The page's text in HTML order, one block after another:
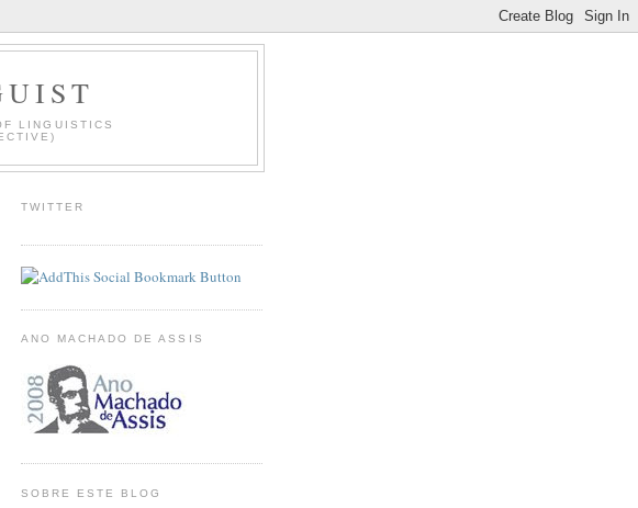
LINGUISTICS
TWITTER
ANO MACHADO DE ASSIS
SOBRE ESTE BLOG